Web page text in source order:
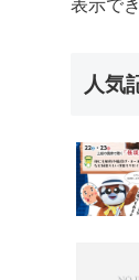
表示で
人気